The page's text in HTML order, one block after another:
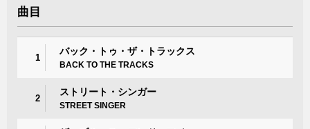
曲目
1
バック・トゥ・ザ・トラックス
BACK TO THE TRACKS
2
ストリート・シンガー
STREET SINGER